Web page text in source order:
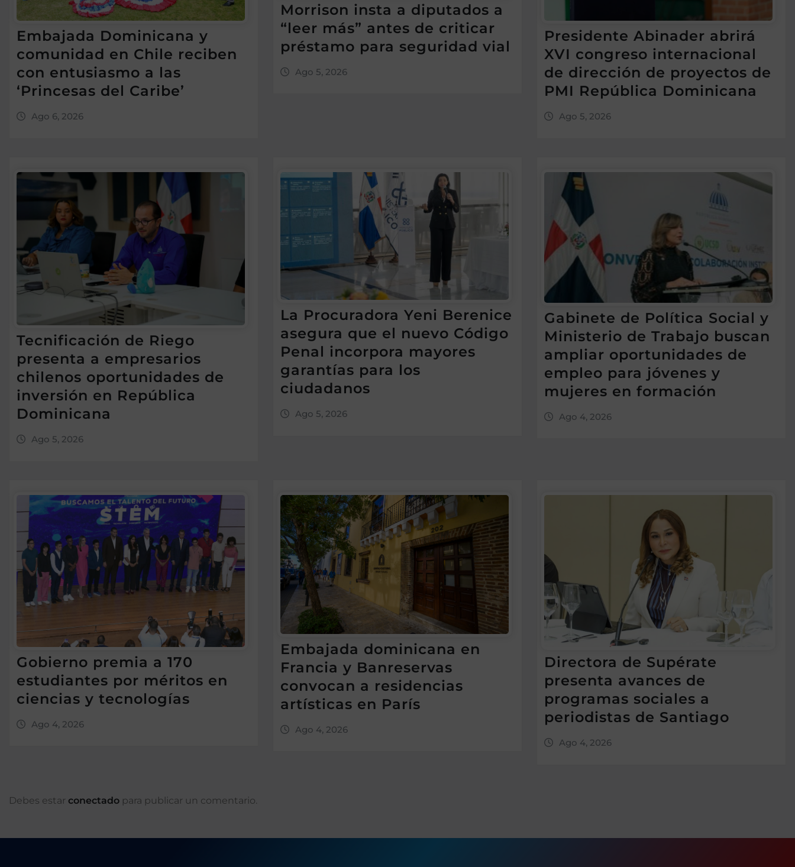
Embajada Dominicana y
comunidad en Chile reciben
con entusiasmo a las
‘Princesas del Caribe’
Ago 6, 2026
Morrison insta a diputados a
“leer más” antes de criticar
préstamo para seguridad vial
Ago 5, 2026
Presidente Abinader abrirá
XVI congreso internacional
de dirección de proyectos de
PMI República Dominicana
Ago 5, 2026
Tecnificación de Riego
presenta a empresarios
chilenos oportunidades de
inversión en República
Dominicana
Ago 5, 2026
La Procuradora Yeni Berenice
asegura que el nuevo Código
Penal incorpora mayores
garantías para los
ciudadanos
Ago 5, 2026
Gabinete de Política Social y
Ministerio de Trabajo buscan
ampliar oportunidades de
empleo para jóvenes y
mujeres en formación
Ago 4, 2026
Gobierno premia a 170
estudiantes por méritos en
ciencias y tecnologías
Ago 4, 2026
Embajada dominicana en
Francia y Banreservas
convocan a residencias
artísticas en París
Ago 4, 2026
Directora de Supérate
presenta avances de
programas sociales a
periodistas de Santiago
Ago 4, 2026
Debes estar conectado para publicar un comentario.